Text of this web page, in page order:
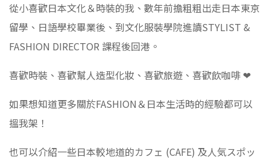
從小喜歡日本文化＆時裝的我、數年前擔粗粗出走日本東京
留學、日語學校畢業後、到文化服裝學院進讀STYLIST &
FASHION DIRECTOR 課程後回港。
喜歡時裝、喜歡幫人造型化妝、喜歡旅遊、喜歡飲咖啡 ❤
如果想知道更多關於FASHION＆日本生活時的經驗都可以
搵我架！
也可以介紹一些日本較地道的カフェ (CAFE) 及人気スポッ